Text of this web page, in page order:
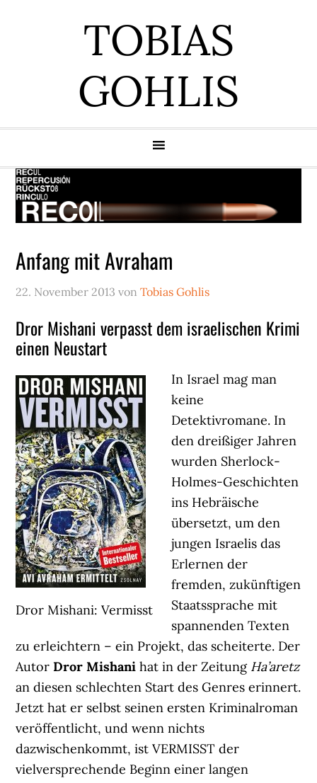
TOBIAS
GOHLIS
Anfang mit Avraham
22. November 2013 vonTobias Gohlis
Dror Mishani verpasst dem israelischen Krimi
einen Neustart
Dror Mishani: Vermisst
In Israel mag man
keine
Detektivromane. In
den dreißiger Jahren
wurden Sherlock-
Holmes-Geschichten
ins Hebräische
übersetzt, um den
jungen Israelis das
Erlernen der
fremden, zukünftigen
Staatssprache mit
spannenden Texten
zu erleichtern – ein Projekt, das scheiterte. Der
AutorDror Mishani hat in der Zeitung Ha’aretz
an diesen schlechten Start des Genres erinnert.
Jetzt hat er selbst seinen ersten Kriminalroman
veröffentlicht, und wenn nichts
dazwischenkommt, ist VERMISST der
vielversprechende Beginn einer langen